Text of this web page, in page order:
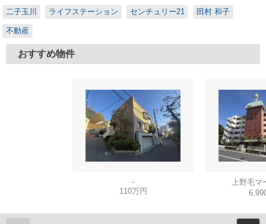
二子玉川
ライフステーション センチュリー21 田村 和子
不動産
おすすめ物件
-
110万円
上野毛マ